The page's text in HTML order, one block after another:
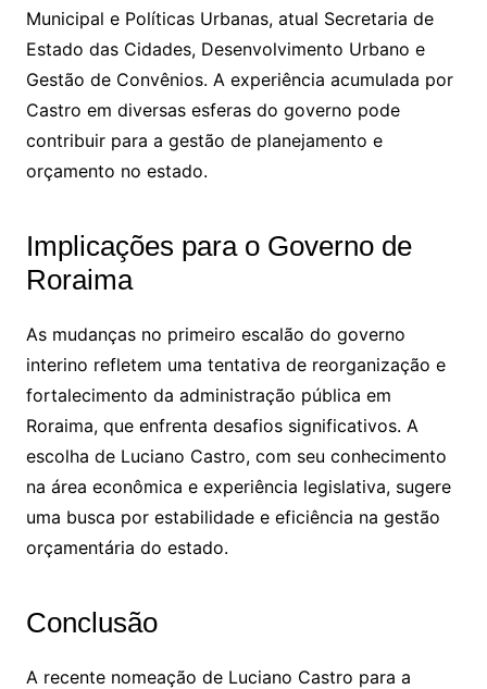
Municipal e Políticas Urbanas, atual Secretaria de
Estado das Cidades, Desenvolvimento Urbano e
Gestão de Convênios. A experiência acumulada por
Castro em diversas esferas do governo pode
contribuir para a gestão de planejamento e
orçamento no estado.
Implicações para o Governo de
Roraima
As mudanças no primeiro escalão do governo
interino refletem uma tentativa de reorganização e
fortalecimento da administração pública em
Roraima, que enfrenta desafios significativos. A
escolha de Luciano Castro, com seu conhecimento
na área econômica e experiência legislativa, sugere
uma busca por estabilidade e eficiência na gestão
orçamentária do estado.
Conclusão
A recente nomeação de Luciano Castro para a